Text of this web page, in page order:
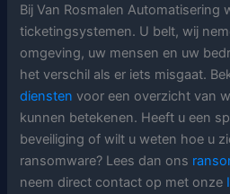
Bij Van Rosmalen Automatisering
ticketingsystemen. U belt, wij
omgeving, uw mensen en uw
het verschil als er iets misgaat.
diensten voor een overzicht van
kunnen betekenen. Heeft u een
beveiliging of wilt u weten hoe u
ransomware? Lees dan ons
neem direct contact op met onze